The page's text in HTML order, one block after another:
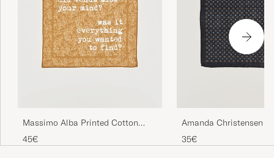
Massimo Alba Printed Cotton
Voile Hankerchief Bronze
45€
Amanda Christensen
Pocket Square Navy
35€